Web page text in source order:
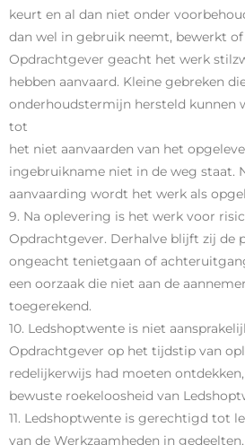
keurt en al dan niet onder
dan wel in gebruik neemt, bewerkt
Opdrachtgever geacht het werk
hebben aanvaard. Kleine gebreken
onderhoudstermijn hersteld kunnen
tot
het niet aanvaarden van het
ingebruikname niet in de weg staat.
aanvaarding wordt het werk als
9. Na oplevering is het werk voor
Opdrachtgever. Derhalve blijft zij de
ongeacht tenietgaan of
een oorzaak die niet aan de
toegerekend.
10. Ledshoptwente is niet
Opdrachtgever op het tijdstip van
redelijkerwijs had moeten
bewuste roekeloosheid van
11. Ledshoptwente is gerechtigd tot
van de Werkzaamheden in